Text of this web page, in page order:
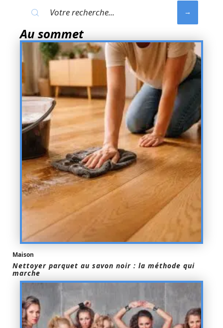
Au sommet
Maison
Nettoyer parquet au savon noir : la méthode qui
marche